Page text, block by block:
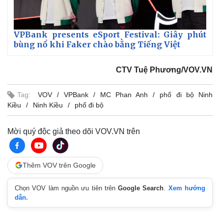
VPBank presents eSport Festival: Giây phút
bùng nổ khi Faker chào bằng Tiếng Việt
CTV Tuệ Phương/VOV.VN
Tag: VOV VPBank MC Phan Anh
phố đi bộ Ninh
Kiều
Ninh Kiều phố đi bộ
Mời quý độc giả theo dõi VOV.VN trên
Thêm VOV trên Google
Chọn VOV làm nguồn ưu tiên trênGoogle Search
Xem hướng
dẫn.